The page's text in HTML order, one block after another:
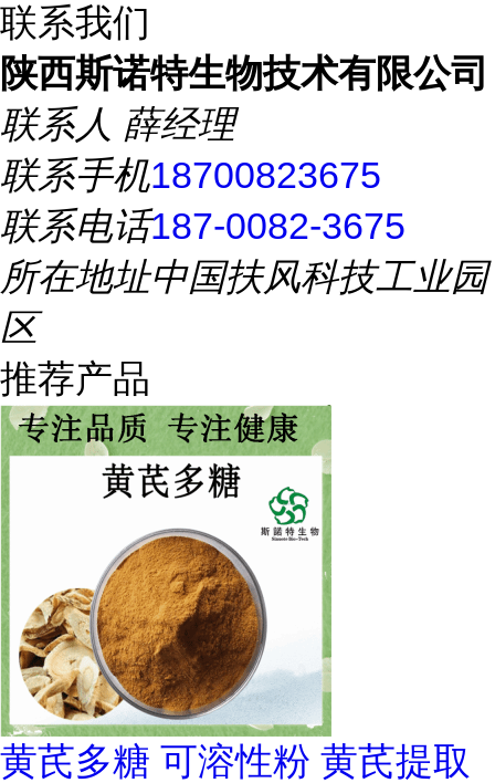
联系我们
陕西斯诺特生物技术有限公司
联系人 薛经理
联系手机18700823675
联系电话187-0082-3675
所在地址中国扶风科技工业园
区
推荐产品
黄芪多糖 可溶性粉 黄芪提取